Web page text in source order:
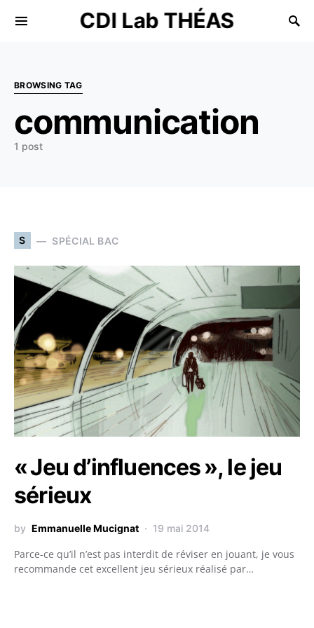
CDI Lab THÉAS
Search for:
BROWSING TAG
communication
1 post
S SPÉCIAL BAC
« Jeu d’influences », le jeu
sérieux
by Emmanuelle Mucignat 19 mai 2014
Parce-ce qu’il n’est pas interdit de réviser en jouant, je vous
recommande cet excellent jeu sérieux réalisé par…